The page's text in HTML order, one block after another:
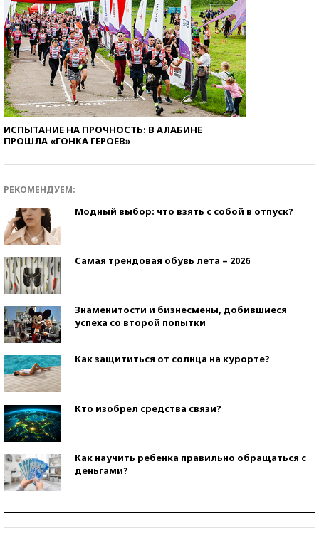
ИСПЫТАНИЕ НА ПРОЧНОСТЬ: В АЛАБИНЕ
ПРОШЛА «ГОНКА ГЕРОЕВ»
РЕКОМЕНДУЕМ:
Модный выбор: что взять с собой в отпуск?
Самая трендовая обувь лета – 2026
Знаменитости и бизнесмены, добившиеся
успеха со второй попытки
Как защититься от солнца на курорте?
Кто изобрел средства связи?
Как научить ребенка правильно обращаться с
деньгами?